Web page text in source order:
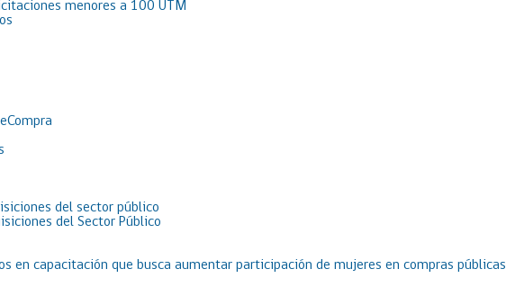
menores a 100 UTM
del sector público
del Sector Público
en capacitación que busca aumentar participación de mujeres en compras públicas